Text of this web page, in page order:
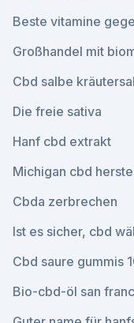
Beste vitamine
Großhandel mit
Cbd salbe
Die freie sativa
Hanf cbd extrakt
Michigan cbd
Cbda zerbrechen
Ist es sicher, cbd
Cbd saure gummis
Bio-cbd-öl san